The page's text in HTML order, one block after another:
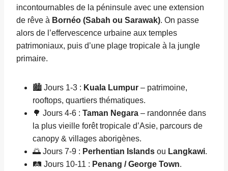
incontournables de la péninsule avec une extension
de rêve à Bornéo (Sabah ou Sarawak). On passe
alors de l’effervescence urbaine aux temples
patrimoniaux, puis d’une plage tropicale à la jungle
primaire.
🏙️ Jours 1-3 : Kuala Lumpur – patrimoine,
rooftops, quartiers thématiques.
🌳 Jours 4-6 : Taman Negara – randonnée dans
la plus vieille forêt tropicale d’Asie, parcours de
canopy & villages aborigènes.
🌅 Jours 7-9 : Perhentian Islands ou Langkawi.
🛤️ Jours 10-11 : Penang / George Town.